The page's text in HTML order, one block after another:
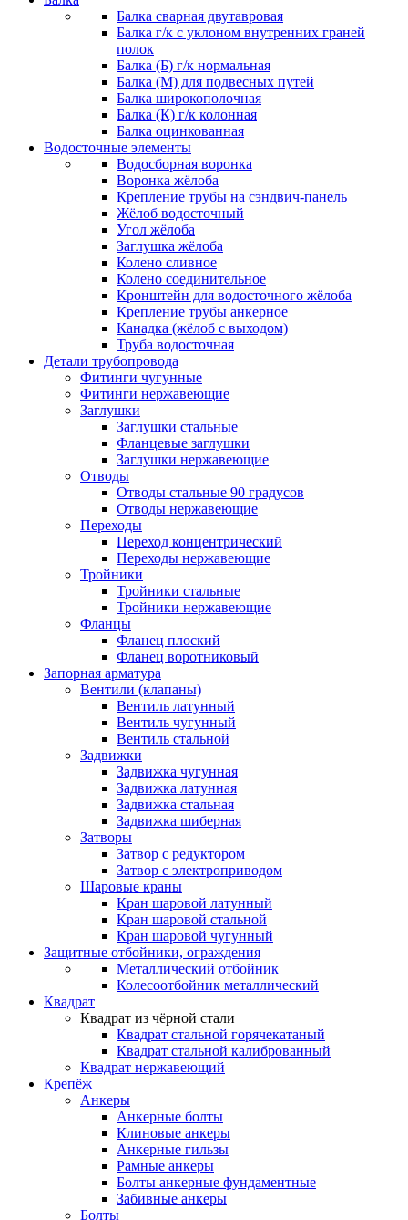
Балка сварная двутавровая
Балка г/к с уклоном внутренних граней
полок
Балка (Б) г/к нормальная
Балка (М) для подвесных путей
Балка широкополочная
Балка (К) г/к колонная
Балка оцинкованная
Водосточные элементы
Водосборная воронка
Воронка жёлоба
Крепление трубы на сэндвич-панель
Жёлоб водосточный
Угол жёлоба
Заглушка жёлоба
Колено сливное
Колено соединительное
Кронштейн для водосточного жёлоба
Крепление трубы анкерное
Канадка (жёлоб с выходом)
Труба водосточная
Детали трубопровода
Фитинги чугунные
Фитинги нержавеющие
Заглушки
Заглушки стальные
Фланцевые заглушки
Заглушки нержавеющие
Отводы
Отводы стальные 90 градусов
Отводы нержавеющие
Переходы
Переход концентрический
Переходы нержавеющие
Тройники
Тройники стальные
Тройники нержавеющие
Фланцы
Фланец плоский
Фланец воротниковый
Запорная арматура
Вентили (клапаны)
Вентиль латунный
Вентиль чугунный
Вентиль стальной
Задвижки
Задвижка чугунная
Задвижка латунная
Задвижка стальная
Задвижка шиберная
Затворы
Затвор с редуктором
Затвор с электроприводом
Шаровые краны
Кран шаровой латунный
Кран шаровой стальной
Кран шаровой чугунный
Защитные отбойники, ограждения
Металлический отбойник
Колесоотбойник металлический
Квадрат
Квадрат из чёрной стали
Квадрат стальной горячекатаный
Квадрат стальной калиброванный
Квадрат нержавеющий
Крепёж
Анкеры
Анкерные болты
Клиновые анкеры
Анкерные гильзы
Рамные анкеры
Болты анкерные фундаментные
Забивные анкеры
Болты